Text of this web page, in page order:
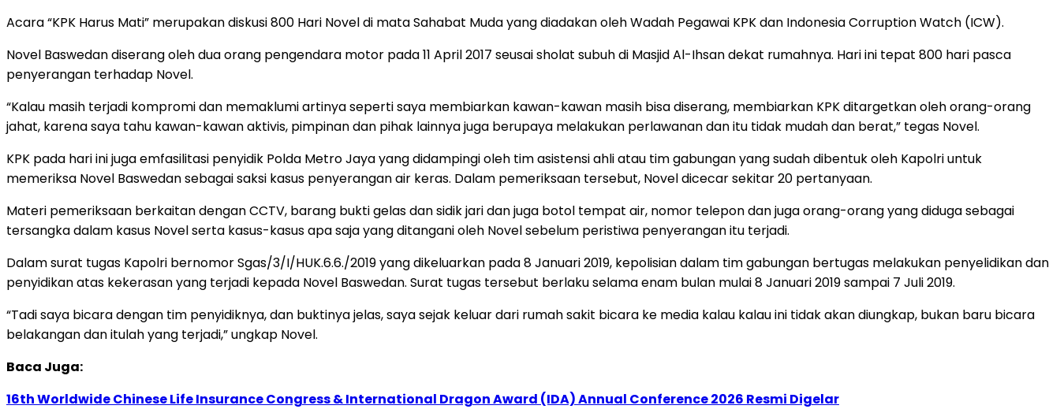
Acara “KPK Harus Mati” merupakan diskusi 800 Hari Novel di mata Sahabat Muda yang diadakan oleh Wadah Pegawai KPK dan Indonesia Corruption Watch (ICW).
Novel Baswedan diserang oleh dua orang pengendara motor pada 11 April 2017 seusai sholat subuh di Masjid Al-Ihsan dekat rumahnya. Hari ini tepat 800 hari pasca
penyerangan terhadap Novel.
“Kalau masih terjadi kompromi dan memaklumi artinya seperti saya membiarkan kawan-kawan masih bisa diserang, membiarkan KPK ditargetkan oleh orang-orang
jahat, karena saya tahu kawan-kawan aktivis, pimpinan dan pihak lainnya juga berupaya melakukan perlawanan dan itu tidak mudah dan berat,” tegas Novel.
KPK pada hari ini juga emfasilitasi penyidik Polda Metro Jaya yang didampingi oleh tim asistensi ahli atau tim gabungan yang sudah dibentuk oleh Kapolri untuk
memeriksa Novel Baswedan sebagai saksi kasus penyerangan air keras. Dalam pemeriksaan tersebut, Novel dicecar sekitar 20 pertanyaan.
Materi pemeriksaan berkaitan dengan CCTV, barang bukti gelas dan sidik jari dan juga botol tempat air, nomor telepon dan juga orang-orang yang diduga sebagai
tersangka dalam kasus Novel serta kasus-kasus apa saja yang ditangani oleh Novel sebelum peristiwa penyerangan itu terjadi.
Dalam surat tugas Kapolri bernomor Sgas/3/I/HUK.6.6./2019 yang dikeluarkan pada 8 Januari 2019, kepolisian dalam tim gabungan bertugas melakukan penyelidikan dan
penyidikan atas kekerasan yang terjadi kepada Novel Baswedan. Surat tugas tersebut berlaku selama enam bulan mulai 8 Januari 2019 sampai 7 Juli 2019.
“Tadi saya bicara dengan tim penyidiknya, dan buktinya jelas, saya sejak keluar dari rumah sakit bicara ke media kalau kalau ini tidak akan diungkap, bukan baru bicara
belakangan dan itulah yang terjadi,” ungkap Novel.
Baca Juga:
16th Worldwide Chinese Life Insurance Congress & International Dragon Award (IDA) Annual Conference 2026 Resmi Digelar